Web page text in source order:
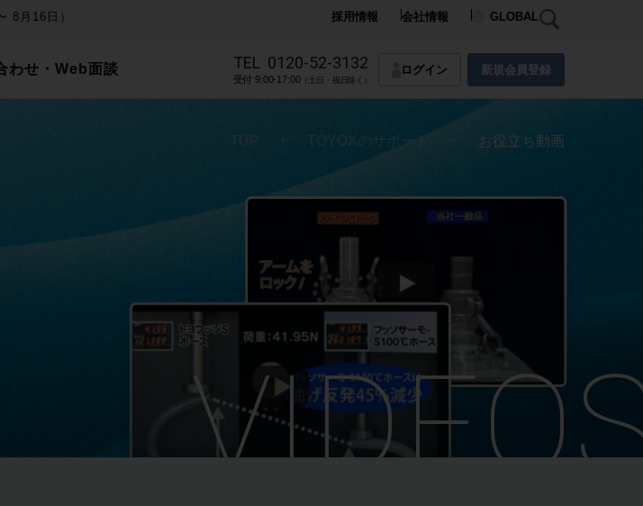
8月16日） 採用情報 会社情報 GLOBAL
わせ・Web面談 TEL 0120-52-3132
受付 9:00-17:00（土日・祝日除く）
ログイン 新規会員登録
TOP ・ TOYOXのサポート お役立ち動画